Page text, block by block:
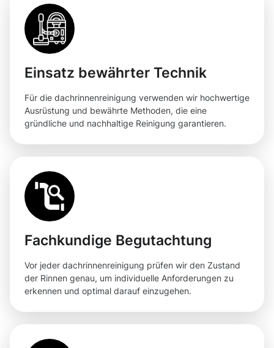
Einsatz bewährter Technik
Für die dachrinnenreinigung verwenden wir hochwertige
Ausrüstung und bewährte Methoden, die eine
gründliche und nachhaltige Reinigung garantieren.
Fachkundige Begutachtung
Vor jeder dachrinnenreinigung prüfen wir den Zustand
der Rinnen genau, um individuelle Anforderungen zu
erkennen und optimal darauf einzugehen.